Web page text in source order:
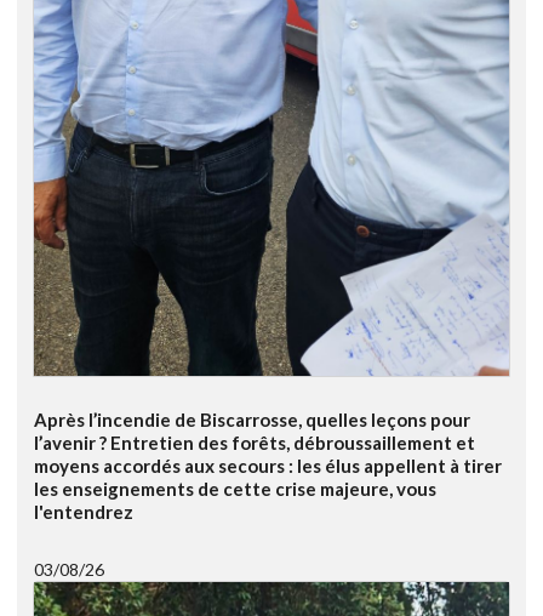
Après l’incendie de Biscarrosse, quelles leçons pour
l’avenir ? Entretien des forêts, débroussaillement et
moyens accordés aux secours : les élus appellent à tirer
les enseignements de cette crise majeure, vous
l'entendrez
03/08/26